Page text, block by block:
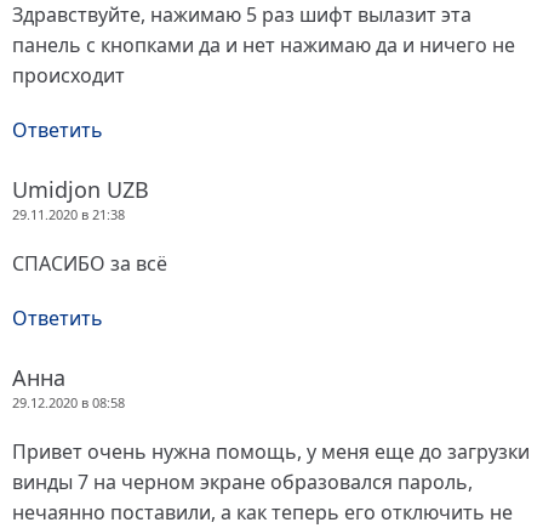
Здравствуйте, нажимаю 5 раз шифт вылазит эта
панель с кнопками да и нет нажимаю да и ничего не
происходит
Ответить
Umidjon UZB
29.11.2020 в 21:38
СПАСИБО за всё
Ответить
Анна
29.12.2020 в 08:58
Привет очень нужна помощь, у меня еще до загрузки
винды 7 на черном экране образовался пароль,
нечаянно поставили, а как теперь его отключить не